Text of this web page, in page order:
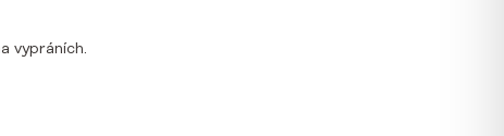
vypráních.